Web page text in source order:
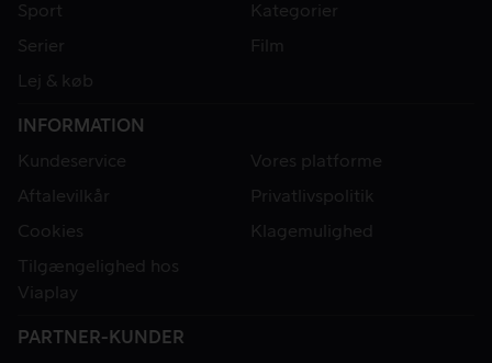
Sport
Kategorier
Serier
Film
Lej & køb
INFORMATION
Kundeservice
Vores platforme
Aftalevilkår
Privatlivspolitik
Cookies
Klagemulighed
Tilgængelighed hos
Viaplay
PARTNER-KUNDER